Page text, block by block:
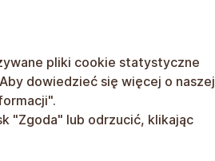
pliki cookie statystyczne
dowiedzieć się więcej o naszej
"Zgoda" lub odrzucić, klikając